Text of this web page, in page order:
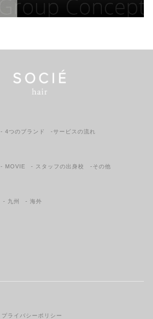
- 4つのブランド -サービスの流れ
- MOVIE - スタッフの出身校 -その他
- 九州 - 海外
プライバシーポリシー